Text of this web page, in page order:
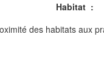
Habitat :
des habitats aux